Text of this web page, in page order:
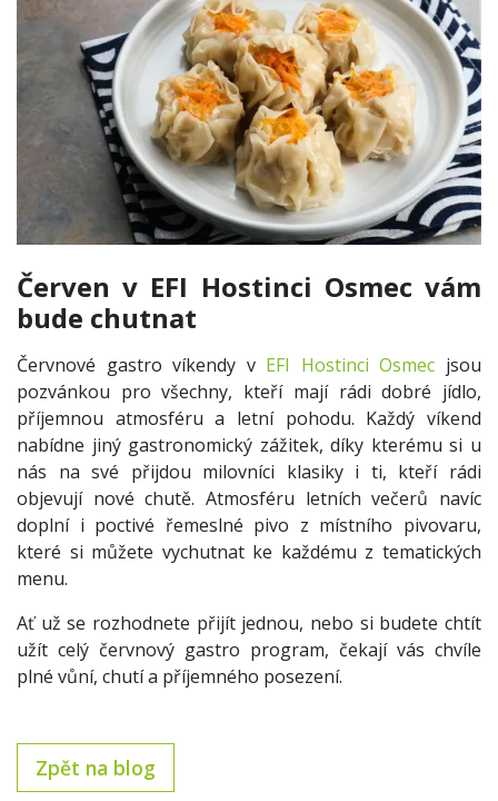
Červen v EFI Hostinci Osmec vám
bude chutnat
Červnové gastro víkendy v EFI Hostinci Osmec jsou
pozvánkou pro všechny, kteří mají rádi dobré jídlo,
příjemnou atmosféru a letní pohodu. Každý víkend
nabídne jiný gastronomický zážitek, díky kterému si u
nás na své přijdou milovníci klasiky i ti, kteří rádi
objevují nové chutě. Atmosféru letních večerů navíc
doplní i poctivé řemeslné pivo z místního pivovaru,
které si můžete vychutnat ke každému z tematických
menu.
Ať už se rozhodnete přijít jednou, nebo si budete chtít
užít celý červnový gastro program, čekají vás chvíle
plné vůní, chutí a příjemného posezení.
Zpět na blog